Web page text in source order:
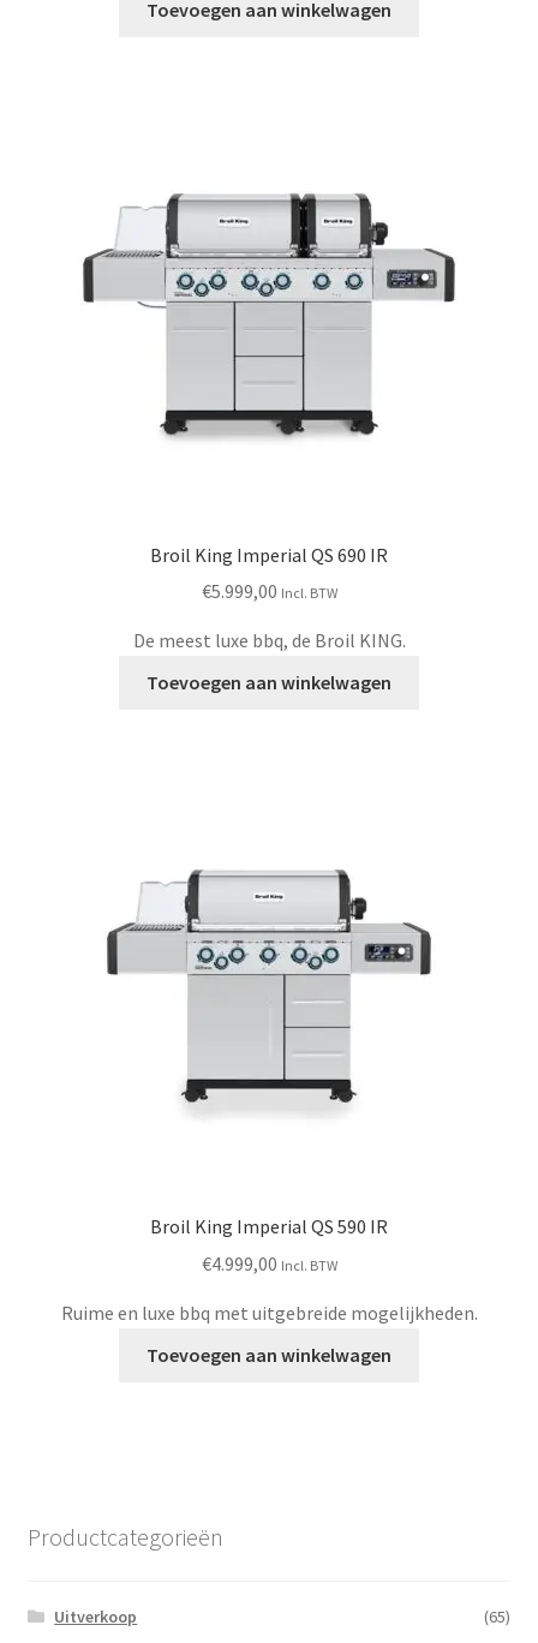
Toevoegen aan winkelwagen
Broil King Imperial QS 690 IR
€5.999,00 Incl. BTW
De meest luxe bbq, de Broil KING.
Toevoegen aan winkelwagen
Broil King Imperial QS 590 IR
€4.999,00 Incl. BTW
Ruime en luxe bbq met uitgebreide mogelijkheden.
Toevoegen aan winkelwagen
Productcategorieën
Uitverkoop
(65)